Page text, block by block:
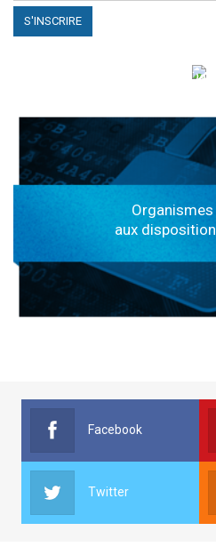
النفاذ إلى المعلومة
aux
Facebook
Twitter